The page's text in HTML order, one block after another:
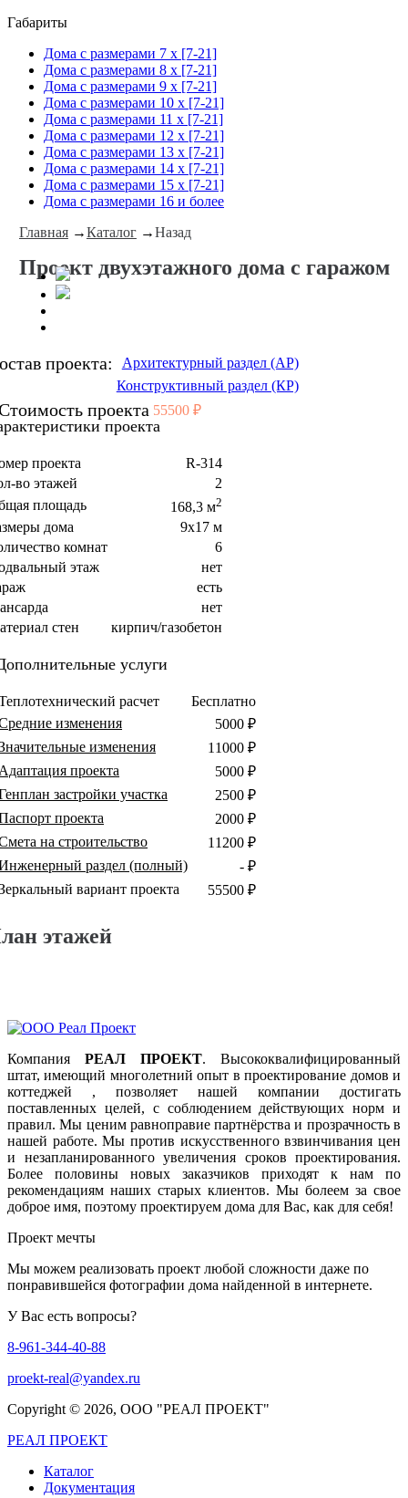
Габариты
Дома с размерами 7 x [7-21]
Дома с размерами 8 x [7-21]
Дома с размерами 9 x [7-21]
Дома с размерами 10 x [7-21]
Дома с размерами 11 x [7-21]
Дома с размерами 12 x [7-21]
Дома с размерами 13 x [7-21]
Дома с размерами 14 x [7-21]
Дома с размерами 15 x [7-21]
Дома с размерами 16 и более
Главная→Каталог→Назад
Проект двухэтажного дома с гаражом
проекта:
Архитектурный раздел (АР)
Конструктивный раздел (КР)
проекта 55500 ₽
проекта
проекта
R-314
во этажей
2
площадь
168,3 м2
дома
9x17 м
комнат
6
этаж
нет
есть
нет
стен
кирпич/газобетон
услуги
расчет
Бесплатно
изменения
5000 ₽
изменения
11000 ₽
проекта
5000 ₽
застройки участка
2500 ₽
проекта
2000 ₽
на строительство
11200 ₽
раздел (полный)
- ₽
вариант проекта
55500 ₽
этажей
Компания РЕАЛ ПРОЕКТ. Высококвалифицированный
штат, имеющий многолетний опыт в проектирование домов и
коттеджей , позволяет нашей компании достигать
поставленных целей, с соблюдением действующих норм и
правил. Мы ценим равноправие партнёрства и прозрачность в
нашей работе. Мы против искусственного взвинчивания цен
и незапланированного увеличения сроков проектирования.
Более половины новых заказчиков приходят к нам по
рекомендациям наших старых клиентов. Мы болеем за свое
доброе имя, поэтому проектируем дома для Вас, как для себя!
Проект мечты
Мы можем реализовать проект любой сложности даже по
понравившейся фотографии дома найденной в интернете.
У Вас есть вопросы?
8-961-344-40-88
proekt-real@yandex.ru
Copyright © 2026, ООО "РЕАЛ ПРОЕКТ"
РЕАЛ ПРОЕКТ
Каталог
Документация